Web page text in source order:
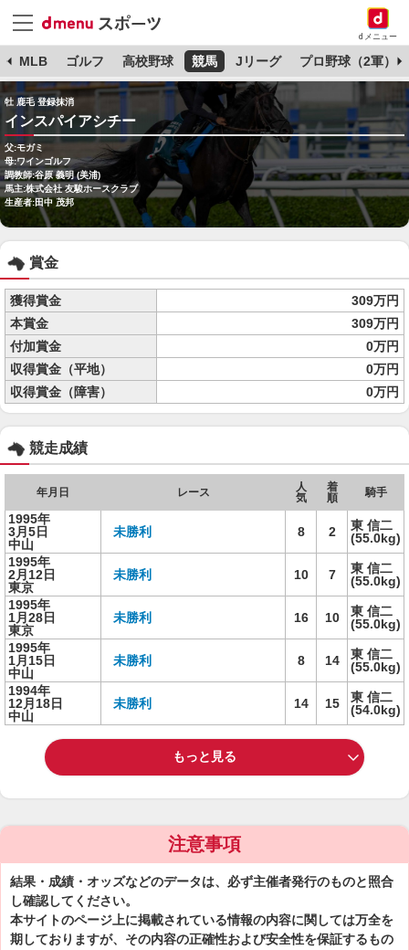
dメニュー
MLB ゴルフ 高校野球 競馬 Jリーグ プロ野球（2軍）
牡 鹿毛 登録抹消
インスパイアシチー
父:モガミ
母:ワインゴルフ
調教師:谷原 義明 (美浦)
馬主:株式会社 友駿ホースクラブ
生産者:田中 茂邦
賞金
獲得賞金
309万円
本賞金
309万円
付加賞金
0万円
収得賞金（平地）
0万円
収得賞金（障害）
0万円
競走成績
年月日 レース
人
気
着
順
騎手
1995年
3月5日
中山
未勝利 8 2
東 信二
(55.0kg)
1995年
2月12日
東京
未勝利 10 7
東 信二
(55.0kg)
1995年
1月28日
東京
未勝利 16 10
東 信二
(55.0kg)
1995年
1月15日
中山
未勝利 8 14
東 信二
(55.0kg)
1994年
12月18日
中山
未勝利 14 15
東 信二
(54.0kg)
もっと見る
注意事項
結果・成績・オッズなどのデータは、必ず主催者発行のものと照合
し確認してください。
本サイトのページ上に掲載されている情報の内容に関しては万全を
期しておりますが、その内容の正確性および安全性を保証するもの